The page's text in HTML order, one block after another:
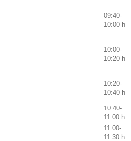
09:40-
10:00 h
10:00-
10:20 h
10:20-
10:40 h
10:40-
11:00 h
11:00-
11:30 h